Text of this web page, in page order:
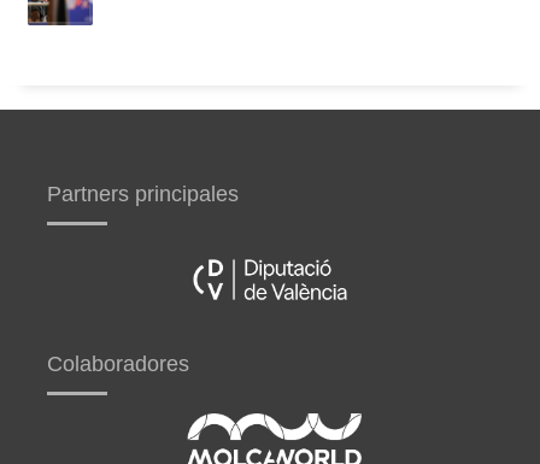
Partners principales
Colaboradores